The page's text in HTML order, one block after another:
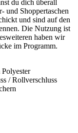
du dich überall
und Shoppertaschen
und sind auf den
Die Nutzung ist
haben wir
im Programm.
Polyester
/ Rollverschluss